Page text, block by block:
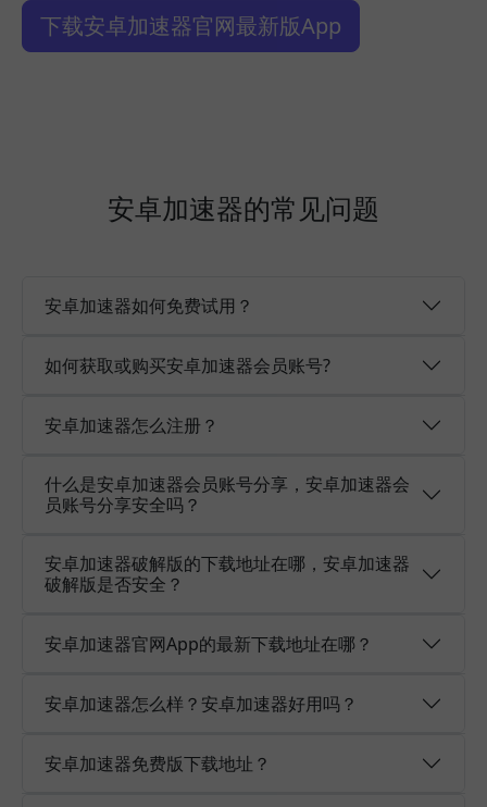
下载安卓加速器官网最新版App
安卓加速器的常见问题
安卓加速器如何免费试用？
如何获取或购买安卓加速器会员账号?
安卓加速器怎么注册？
什么是安卓加速器会员账号分享，安卓加速器会
员账号分享安全吗？
安卓加速器破解版的下载地址在哪，安卓加速器
破解版是否安全？
安卓加速器官网App的最新下载地址在哪？
安卓加速器怎么样？安卓加速器好用吗？
安卓加速器免费版下载地址？